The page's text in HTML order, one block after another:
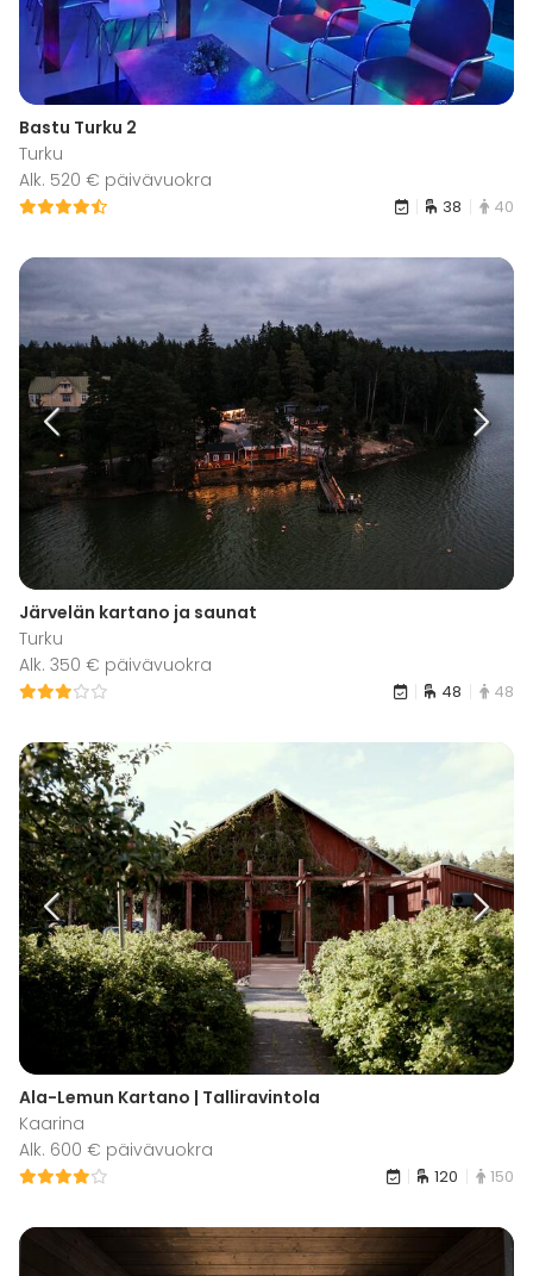
Bastu Turku 2
Turku
Alk. 520 € päivävuokra
38 40
Järvelän kartano ja saunat
Turku
Alk. 350 € päivävuokra
48 48
Ala-Lemun Kartano | Talliravintola
Kaarina
Alk. 600 € päivävuokra
120 150